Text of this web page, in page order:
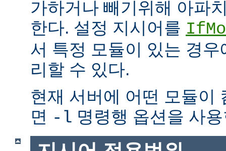
가하거나 빼기위해 아파
한다. 설정 지시어를
서 특정 모듈이 있는 경
리할 수 있다.
현재 서버에 어떤 모듈이
면 -l 명령행 옵션을 사